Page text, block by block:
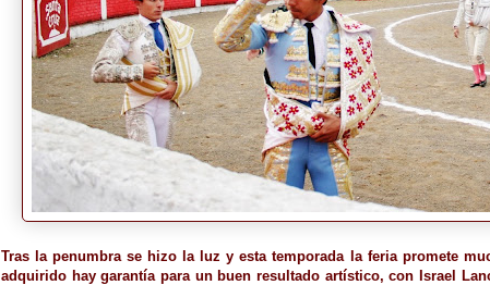
Tras la penumbra se hizo la luz y esta temporada la feria promete
adquirido hay garantía para un buen resultado artístico, con Israel